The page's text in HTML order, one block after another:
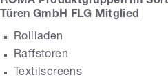
Türen GmbH FLG Mitglied
Rollladen
Raffstoren
Textilscreens